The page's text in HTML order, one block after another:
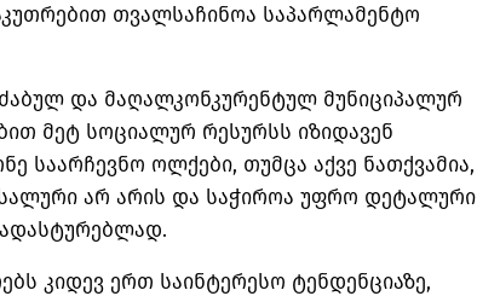
თვალსაჩინოა საპარლამენტო
და მაღალკონკურენტულ მუნიციპალურ
მეტ სოციალურ რესურსს იზიდავენ
საარჩევნო ოლქები, თუმცა აქვე ნათქვამია,
არ არის და საჭიროა უფრო დეტალური
კიდევ ერთ საინტერესო ტენდენციაზე,